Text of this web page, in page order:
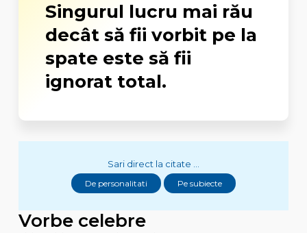
Singurul lucru mai rău
decât să fii vorbit pe la
spate este să fii
ignorat total.
Sari direct la citate ...
De personalitati Pe subiecte
Vorbe celebre